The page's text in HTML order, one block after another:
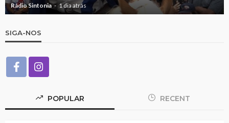
Rádio Sintonia 1 dia atrás
SIGA-NOS
POPULAR RECENT